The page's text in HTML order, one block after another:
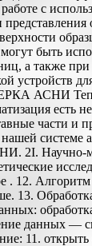
с
быть
а также при
устройств
АСНИ
есть
части и
системе
2I. Научно-
. 12.
13.
данных —
11. открыть